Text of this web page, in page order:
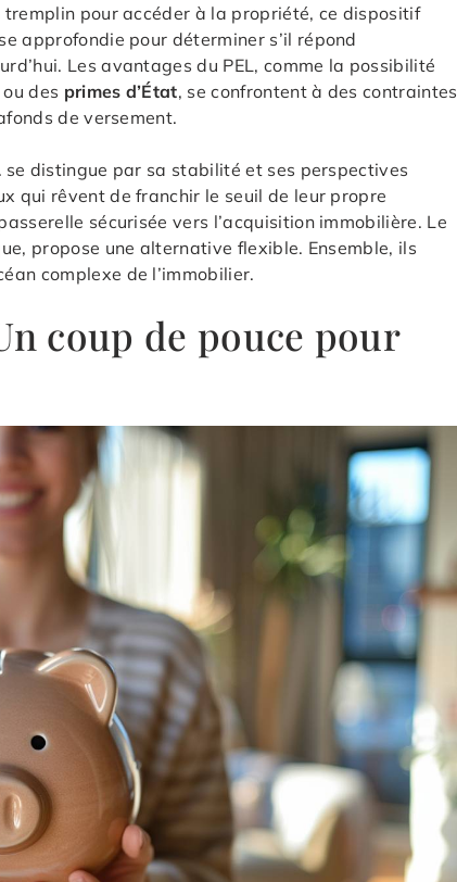
pour accéder à la propriété, ce dispositif
approfondie pour déterminer s’il répond
Les avantages du PEL, comme la possibilité
des primes d’État, se confrontent à des contraintes
de versement.
se distingue par sa stabilité et ses perspectives
qui rêvent de franchir le seuil de leur propre
sécurisée vers l’acquisition immobilière. Le
propose une alternative flexible. Ensemble, ils
complexe de l’immobilier.
coup de pouce pour